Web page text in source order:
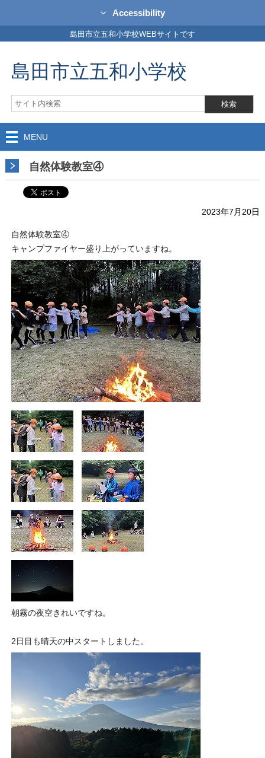
Accessibility
島田市立五和小学校WEBサイトです
島田市立五和小学校
MENU
自然体験教室④
2023年7月20日
自然体験教室④
キャンプファイヤー盛り上がっていますね。
朝霧の夜空きれいですね。
2日目も晴天の中スタートしました。